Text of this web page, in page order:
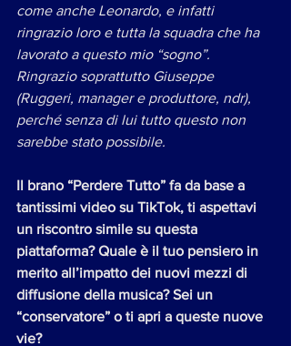
come anche Leonardo, e infatti
ringrazio loro e tutta la squadra che ha
lavorato a questo mio “sogno”.
Ringrazio soprattutto Giuseppe
(Ruggeri, manager e produttore, ndr),
perché senza di lui tutto questo non
sarebbe stato possibile.
Il brano “Perdere Tutto” fa da base a
tantissimi video su TikTok, ti aspettavi
un riscontro simile su questa
piattaforma? Quale è il tuo pensiero in
merito all’impatto dei nuovi mezzi di
diffusione della musica? Sei un
“conservatore” o ti apri a queste nuove
vie?